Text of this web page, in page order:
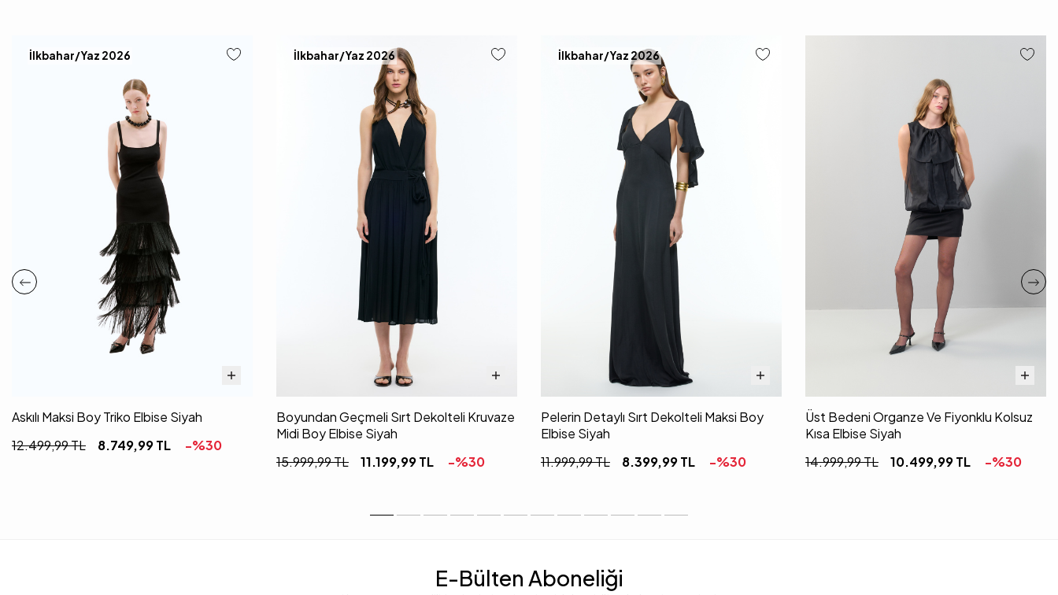
İlkbahar/Yaz 2026
Askılı Maksi Boy Triko Elbise Siyah
12.499,99TL 8.749,99TL -%30
İlkbahar/Yaz 2026
Boyundan Geçmeli Sırt Dekolteli Kruvaze
Midi Boy Elbise Siyah
15.999,99TL 11.199,99TL -%30
İlkbahar/Yaz 2026
Pelerin Detaylı Sırt Dekolteli Maksi Boy
Elbise Siyah
11.999,99TL 8.399,99TL -%30
Üst Bedeni Organze Ve Fiyonklu Kolsuz
Kısa Elbise Siyah
14.999,99TL 10.499,99TL -%30
E-Bülten Aboneliği